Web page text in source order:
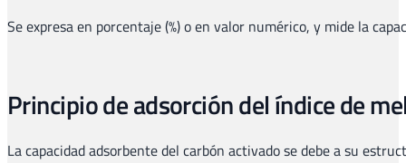
Se expresa en porcentaje (%) o en valor numérico, y mide la
Principio de adsorción del índice de
La capacidad adsorbente del carbón activado se debe a su